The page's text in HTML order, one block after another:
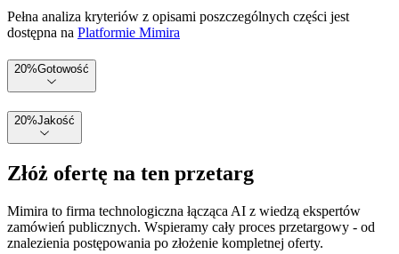
Pełna analiza kryteriów z opisami poszczególnych części jest
dostępna na Platformie Mimira
20%Gotowość
20%Jakość
Złóż ofertę na ten przetarg
Mimira to firma technologiczna łącząca AI z wiedzą ekspertów
zamówień publicznych. Wspieramy cały proces przetargowy - od
znalezienia postępowania po złożenie kompletnej oferty.